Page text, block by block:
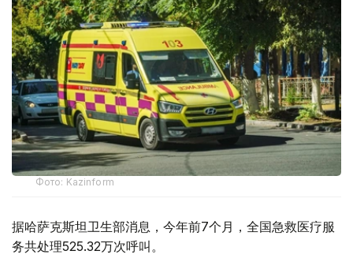
Фото: Kazinform
据哈萨克斯坦卫生部消息，今年前7个月，全国急救医疗服
务共处理525.32万次呼叫。